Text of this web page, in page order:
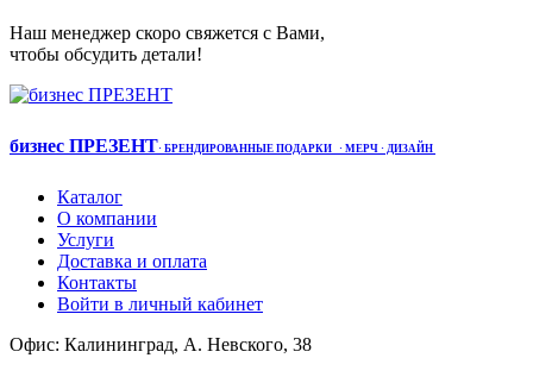
Наш менеджер скоро свяжется с Вами,
чтобы обсудить детали!
бизнес ПРЕЗЕНТ· БРЕНДИРОВАННЫЕ ПОДАРКИ · МЕРЧ · ДИЗАЙН
Каталог
О компании
Услуги
Доставка и оплата
Контакты
Войти в личный кабинет
Офис: Калининград, А. Невского, 38